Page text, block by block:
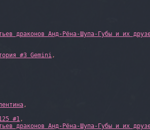
драконов Анд-Рёна-Шупа-Губы и их
#3 Gemini,
,
#1,
драконов Анд-Рёна-Шупа-Губы и их